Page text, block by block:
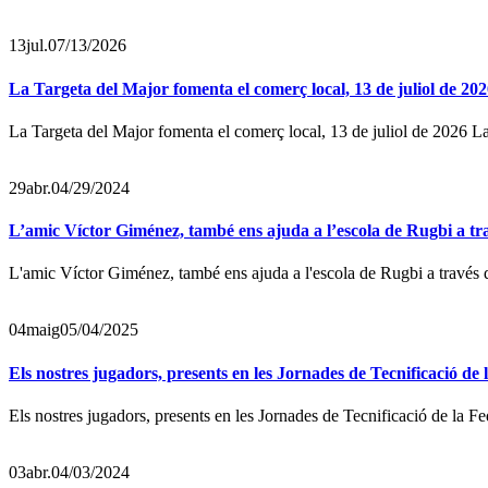
13jul.07/13/2026
La Targeta del Major fomenta el comerç local, 13 de juliol de
La Targeta del Major fomenta el comerç local, 13 de juliol de 2026
29abr.04/29/2024
L’amic Víctor Giménez, també ens ajuda a l’escola de Rugbi a
L'amic Víctor Giménez, també ens ajuda a l'escola de Rugbi a
04maig05/04/2025
Els nostres jugadors, presents en les Jornades de Tecnificació
Els nostres jugadors, presents en les Jornades de Tecnificació de la
03abr.04/03/2024